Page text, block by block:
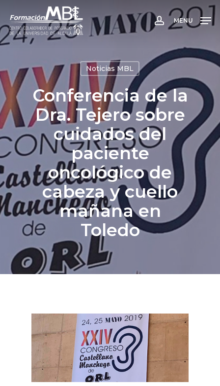
main
content
account
MENU
Noticias MBL
Conferencia de la
Dra. Tejero sobre
cuidados del
paciente
oncológico de
cabeza y cuello
mañana en
Toledo